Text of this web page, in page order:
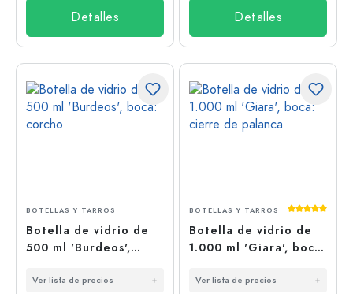
Detalles Detalles
BOTELLAS Y TARROS
Botella de vidrio de
500 ml 'Burdeos',
Ver lista de precios
BOTELLAS Y TARROS
Botella de vidrio de
1.000 ml 'Giara', boca:
Ver lista de precios